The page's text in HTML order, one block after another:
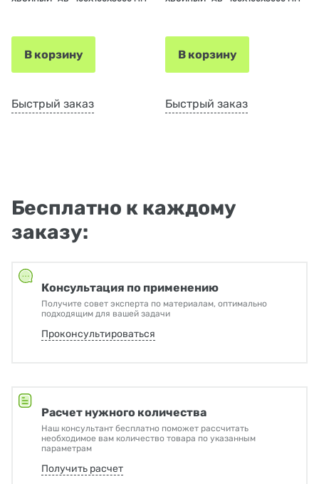
В корзину
Быстрый заказ
В корзину
Быстрый заказ
Бесплатно к каждому
заказу:
Консультация по применению
Получите совет эксперта по материалам, оптимально
подходящим для вашей задачи
Проконсультироваться
Расчет нужного количества
Наш консультант бесплатно поможет рассчитать
необходимое вам количество товара по указанным
параметрам
Получить расчет